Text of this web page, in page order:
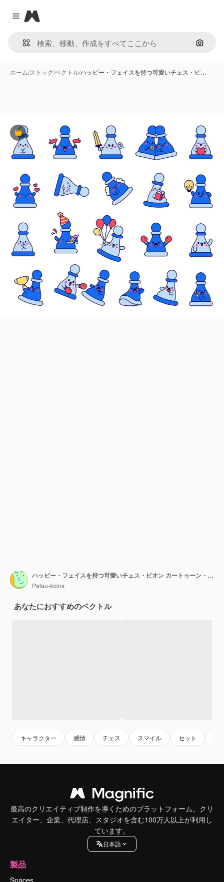
Close menu
Magnific
画像で
ホーム/ストック/ベクトル/ハッピー・フェイスを持つ可愛いチェス・ピ…
Premium
ハッピー・フェイスを持つ可愛いチェス・ピオン カートゥーン・カワイイ・キャラクター 手描きのスタイル
Palau-Icons
あなたにおすすめのベクトル
キャラクター 感情 チェス スマイル セット
最高のクリエイティブ制作を導くためのプラットフォーム。クリ
エイター、企業、代理店、スタジオを含む100万人以上が利用し
ています。
日本語
製品
Spaces